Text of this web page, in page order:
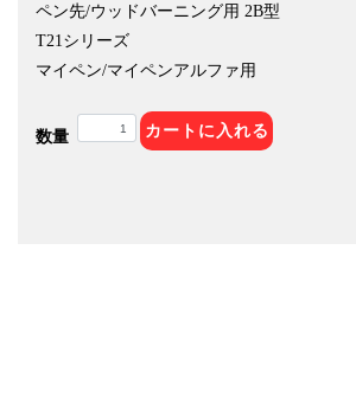
ペン先/ウッドバーニング用 2B型
T21シリーズ
マイペン/マイペンアルファ用
数量 カートに入れる